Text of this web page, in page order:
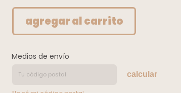
Medios de envío
calcular